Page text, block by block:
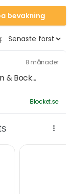
bevakning
8 månader
& Bock...
Blocket.se